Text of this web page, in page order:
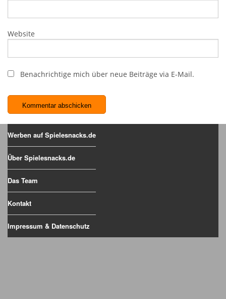
Website
Benachrichtige mich über neue Beiträge via E-Mail.
Werben auf Spielesnacks.de
Über Spielesnacks.de
Das Team
Kontakt
Impressum & Datenschutz